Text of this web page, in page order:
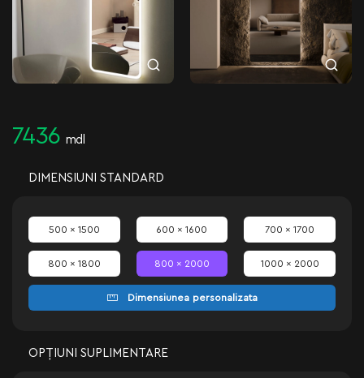
7436 mdl
DIMENSIUNI STANDARD
500 x 1500 600 x 1600 700 x 1700
800 x 1800 800 x 2000 1000 x 2000
Dimensiunea personalizata
OPȚIUNI SUPLIMENTARE